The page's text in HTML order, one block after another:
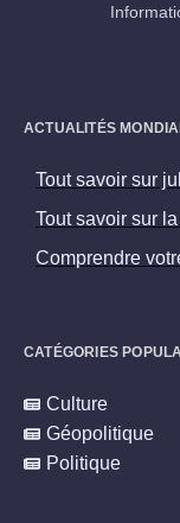
ACTUALITÉS
Tout savoir sur
Tout savoir sur
Comprendre
CATÉGORIES
Culture
Géopolitique
Politique